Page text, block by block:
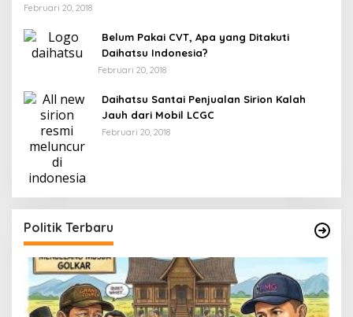
Februari 20, 2018
Belum Pakai CVT, Apa yang Ditakuti
Daihatsu Indonesia?
Februari 20, 2018
Daihatsu Santai Penjualan Sirion Kalah
Jauh dari Mobil LCGC
Februari 20, 2018
Politik Terbaru